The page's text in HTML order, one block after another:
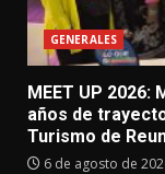
GENERALES
MEET UP 2026:
años de
Turismo de
6 de agosto de